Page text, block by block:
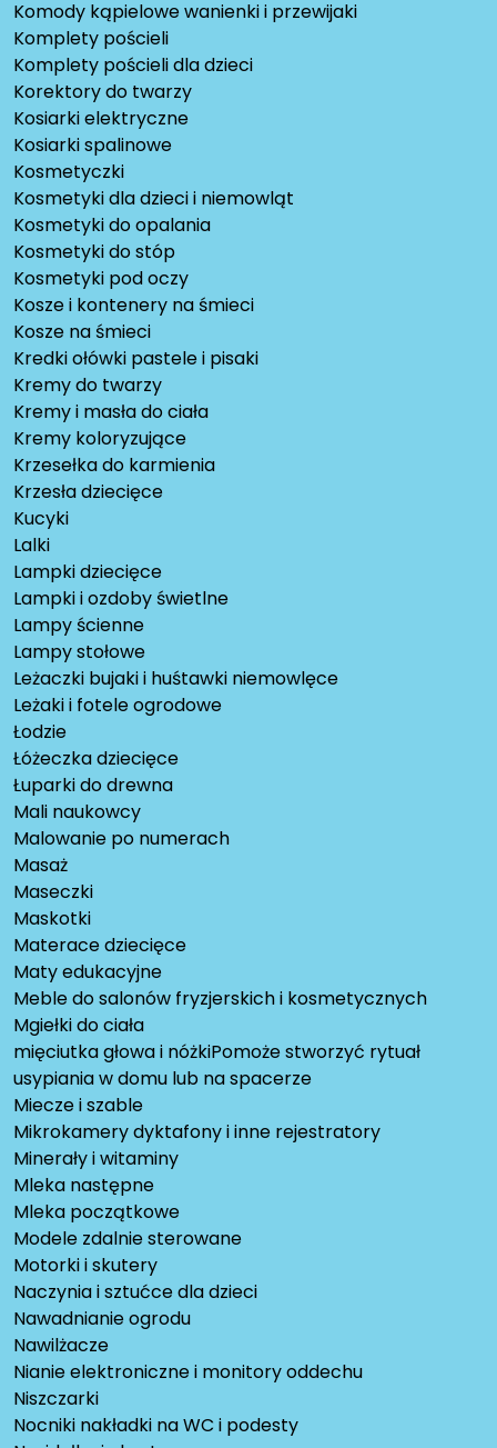
Komody kąpielowe wanienki i przewijaki
Komplety pościeli
Komplety pościeli dla dzieci
Korektory do twarzy
Kosiarki elektryczne
Kosiarki spalinowe
Kosmetyczki
Kosmetyki dla dzieci i niemowląt
Kosmetyki do opalania
Kosmetyki do stóp
Kosmetyki pod oczy
Kosze i kontenery na śmieci
Kosze na śmieci
Kredki ołówki pastele i pisaki
Kremy do twarzy
Kremy i masła do ciała
Kremy koloryzujące
Krzesełka do karmienia
Krzesła dziecięce
Kucyki
Lalki
Lampki dziecięce
Lampki i ozdoby świetlne
Lampy ścienne
Lampy stołowe
Leżaczki bujaki i huśtawki niemowlęce
Leżaki i fotele ogrodowe
Łodzie
Łóżeczka dziecięce
Łuparki do drewna
Mali naukowcy
Malowanie po numerach
Masaż
Maseczki
Maskotki
Materace dziecięce
Maty edukacyjne
Meble do salonów fryzjerskich i kosmetycznych
Mgiełki do ciała
mięciutka głowa i nóżkiPomoże stworzyć rytuał
usypiania w domu lub na spacerze
Miecze i szable
Mikrokamery dyktafony i inne rejestratory
Minerały i witaminy
Mleka następne
Mleka początkowe
Modele zdalnie sterowane
Motorki i skutery
Naczynia i sztućce dla dzieci
Nawadnianie ogrodu
Nawilżacze
Nianie elektroniczne i monitory oddechu
Niszczarki
Nocniki nakładki na WC i podesty